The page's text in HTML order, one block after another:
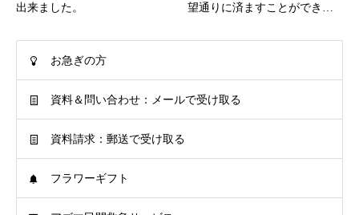
出来ました。
望通りに済ますことができ…
お急ぎの方
資料＆問い合わせ：メールで受け取る
資料請求：郵送で受け取る
フラワーギフト